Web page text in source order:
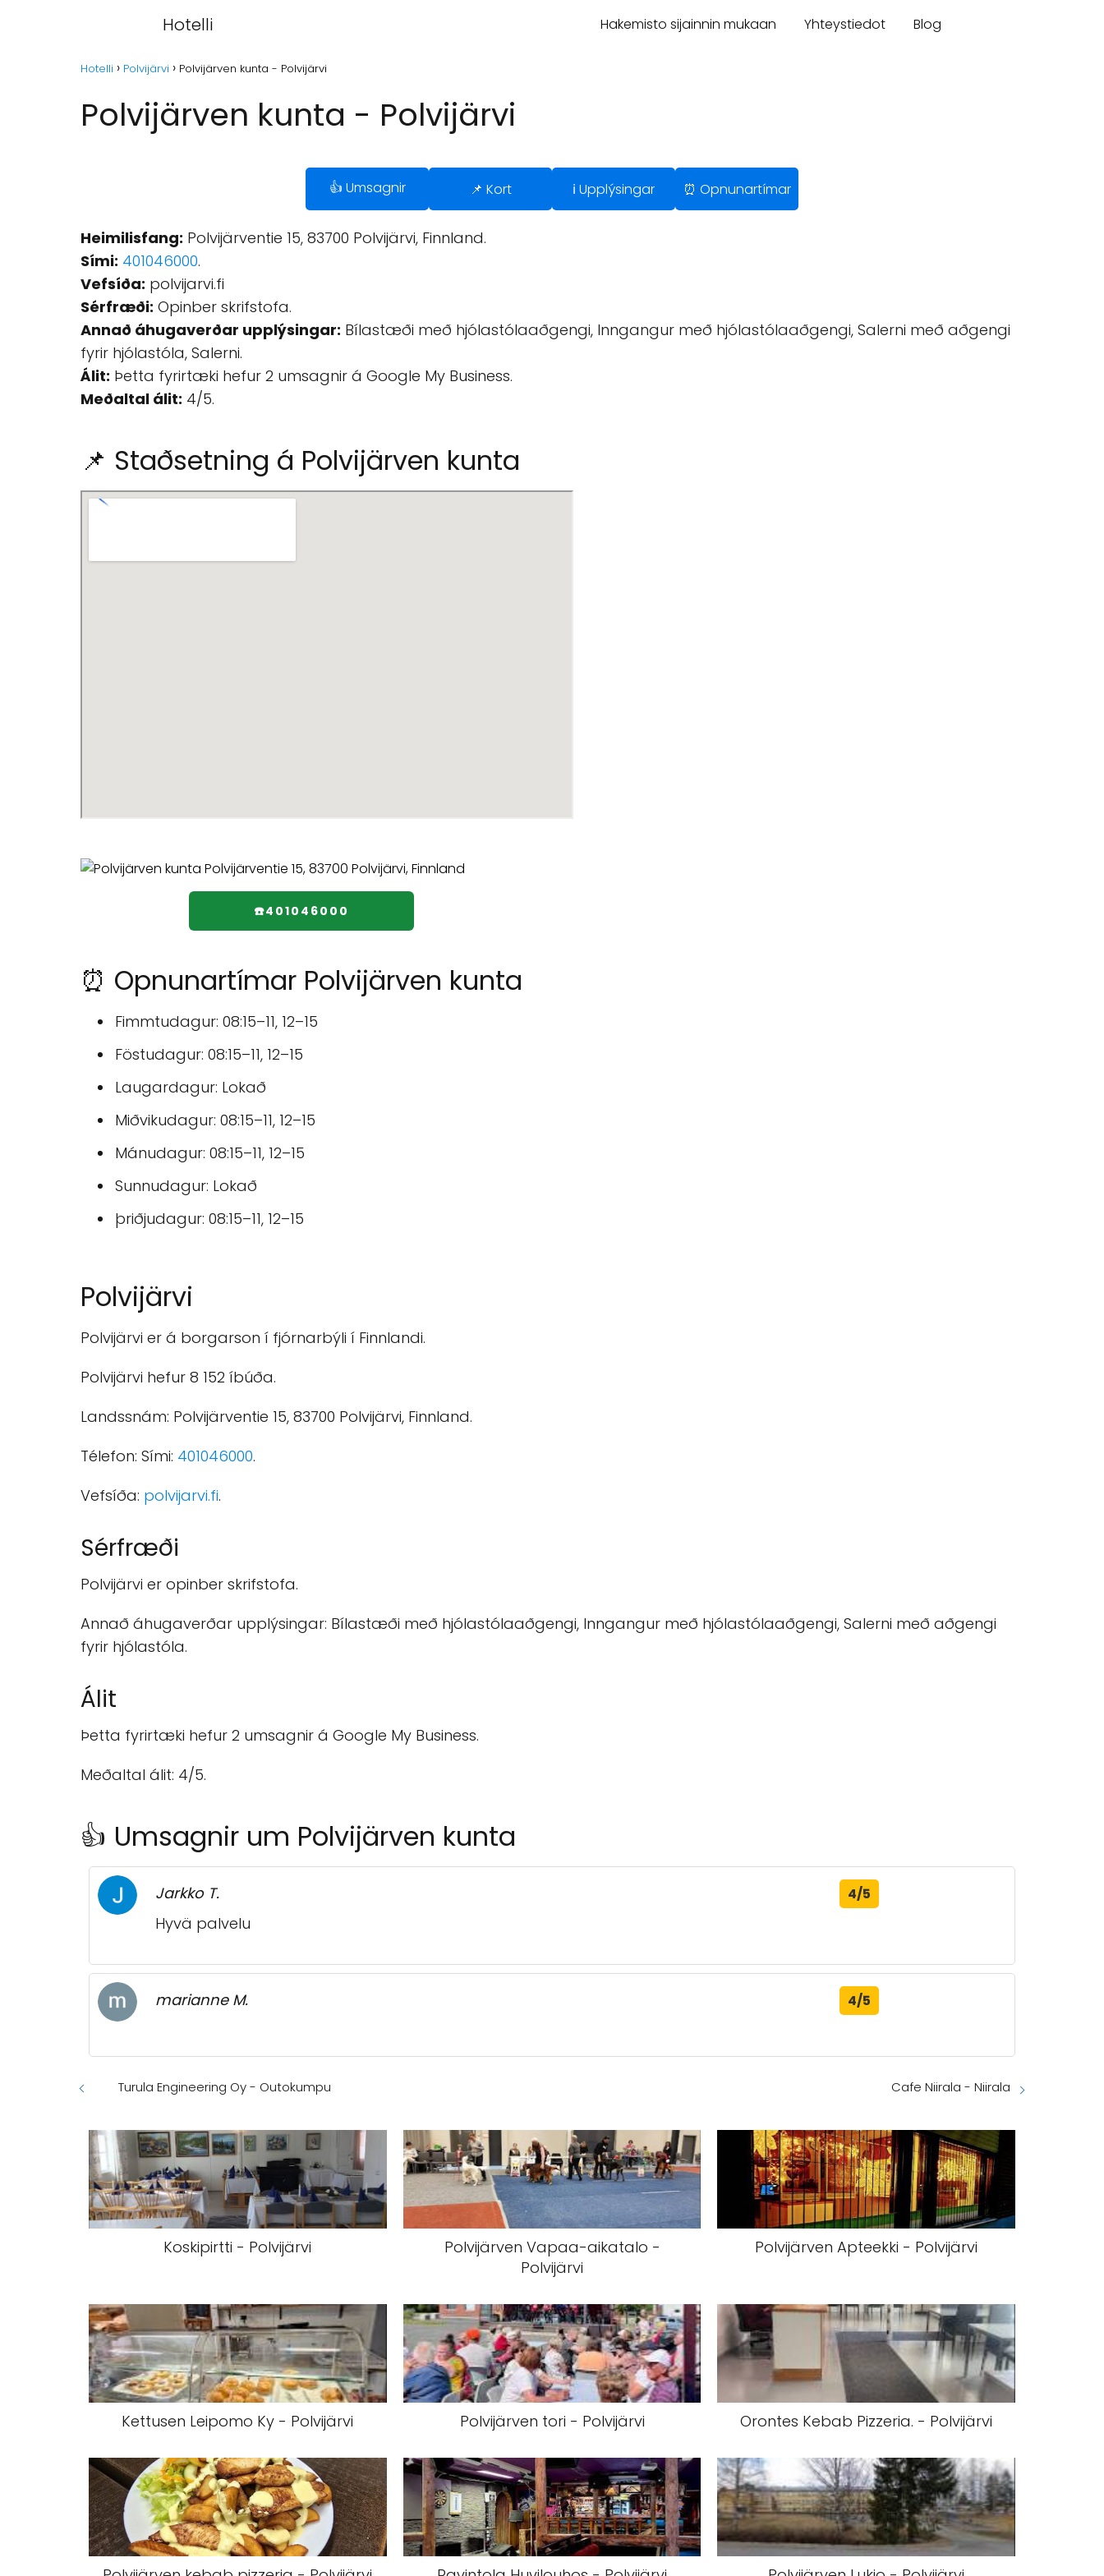
Hotelli Hakemisto sijainnin mukaan Yhteystiedot Blog
Hotelli Polvijärvi Polvijärven kunta - Polvijärvi
Polvijärven kunta - Polvijärvi
👍 Umsagnir 📌 Kort ℹ️ Upplýsingar ⏰ Opnunartímar
Heimilisfang: Polvijärventie 15, 83700 Polvijärvi, Finnland.
Sími: 401046000.
Vefsíða: polvijarvi.fi
Sérfræði: Opinber skrifstofa.
Annað áhugaverðar upplýsingar: Bílastæði með hjólastólaaðgengi, Inngangur með hjólastólaaðgengi, Salerni með aðgengi
fyrir hjólastóla, Salerni.
Álit: Þetta fyrirtæki hefur 2 umsagnir á Google My Business.
Meðaltal álit: 4/5.
📌 Staðsetning á Polvijärven kunta
☎️401046000
⏰ Opnunartímar Polvijärven kunta
Fimmtudagur: 08:15–11, 12–15
Föstudagur: 08:15–11, 12–15
Laugardagur: Lokað
Miðvikudagur: 08:15–11, 12–15
Mánudagur: 08:15–11, 12–15
Sunnudagur: Lokað
þriðjudagur: 08:15–11, 12–15
Polvijärvi
Polvijärvi er á borgarson í fjórnarbýli í Finnlandi.
Polvijärvi hefur 8 152 íbúða.
Landssnám: Polvijärventie 15, 83700 Polvijärvi, Finnland.
Télefon: Sími: 401046000.
Vefsíða: polvijarvi.fi.
Sérfræði
Polvijärvi er opinber skrifstofa.
Annað áhugaverðar upplýsingar: Bílastæði með hjólastólaaðgengi, Inngangur með hjólastólaaðgengi, Salerni með aðgengi
fyrir hjólastóla.
Álit
Þetta fyrirtæki hefur 2 umsagnir á Google My Business.
Meðaltal álit: 4/5.
👍 Umsagnir um Polvijärven kunta
Jarkko T. 4/5
Hyvä palvelu
marianne M. 4/5
Turula Engineering Oy - Outokumpu Cafe Niirala - Niirala
Koskipirtti - Polvijärvi
Polvijärven Vapaa-aikatalo -
Polvijärvi
Polvijärven Apteekki - Polvijärvi
Kettusen Leipomo Ky - Polvijärvi Polvijärven tori - Polvijärvi Orontes Kebab Pizzeria. - Polvijärvi